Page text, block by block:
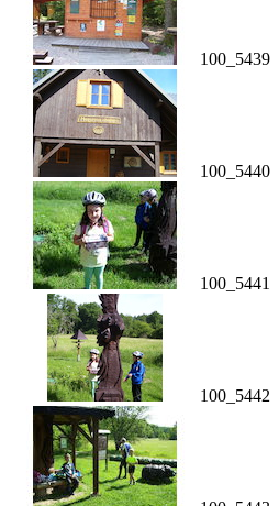
100_5439
100_5440
100_5441
100_5442